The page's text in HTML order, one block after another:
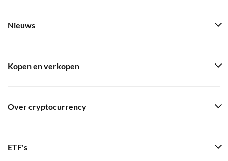
Nieuws
Kopen en verkopen
Over cryptocurrency
ETF's